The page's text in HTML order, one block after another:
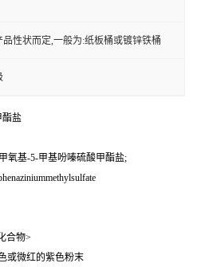
品性状而定,一般为:纸板桶或镀锌铁桶
酯盐
氧基-5-甲基吩嗪硫酸甲酯盐;
合物>
或微红的紫色粉末